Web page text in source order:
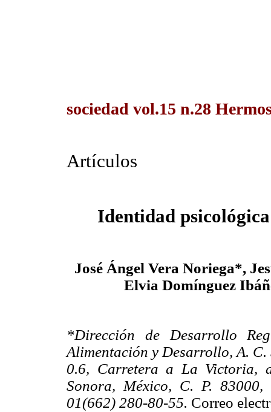
sociedad vol.15 n.28
Artículos
Identidad
José Ángel Vera Noriega*,
Elvia Domínguez
*Dirección de Desarrollo
Alimentación y Desarrollo, A. C.
0.6, Carretera a La Victoria,
Sonora, México, C. P.
01(662) 280-80-55. Correo